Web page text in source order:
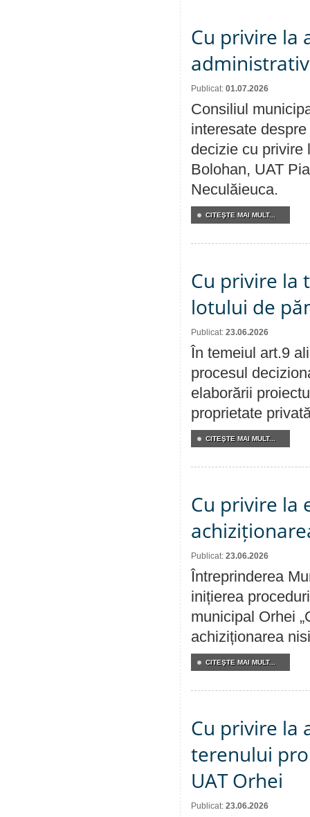
Cu privire la
Publicat: 01.07.2026
Consiliul
interesate
decizie cu privire
Bolohan, UAT
Neculăieuca.
CITEŞTE MAI MULT...
Cu privire la
lotului de
Publicat: 23.06.2026
În temeiul art.9
procesul
elaborării
proprietate
CITEŞTE MAI MULT...
Cu privire la
Publicat: 23.06.2026
Întreprinderea
inițierea
municipal Orhei
achiziționarea
CITEŞTE MAI MULT...
Cu privire la
terenului
UAT Orhei
Publicat: 23.06.2026